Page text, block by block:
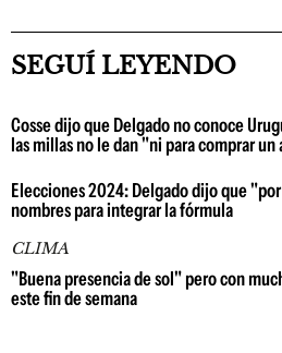
SEGUÍ LEYENDO
Cosse dijo que Delgado no conoce
las millas no le dan "ni para comprar
Elecciones 2024: Delgado dijo que
nombres para integrar la fórmula
CLIMA
"Buena presencia de sol" pero con
este fin de semana